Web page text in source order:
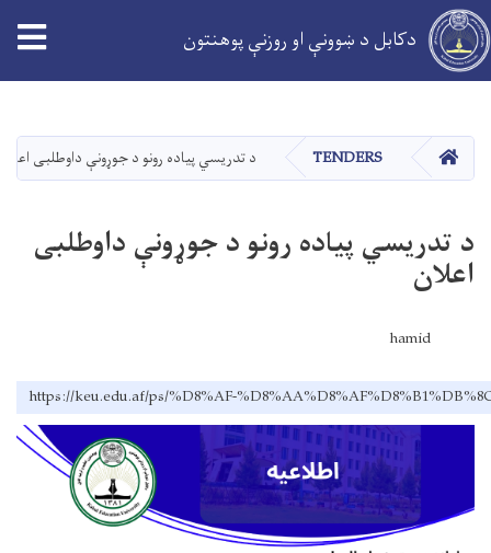
دانګل
دکابل د ښوونې او روزنې پوهنتون
کور TENDERS د تدریسي پیاده رونو د جوړونې داوطلبی
د تدریسي پیاده رونو د جوړونې داوطلبی
اعلان
hamid
https://keu.edu.af/ps/%D8%AF-